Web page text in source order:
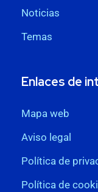
Noticias
Temas
Enlaces de
Mapa web
Aviso legal
Política de
Política de